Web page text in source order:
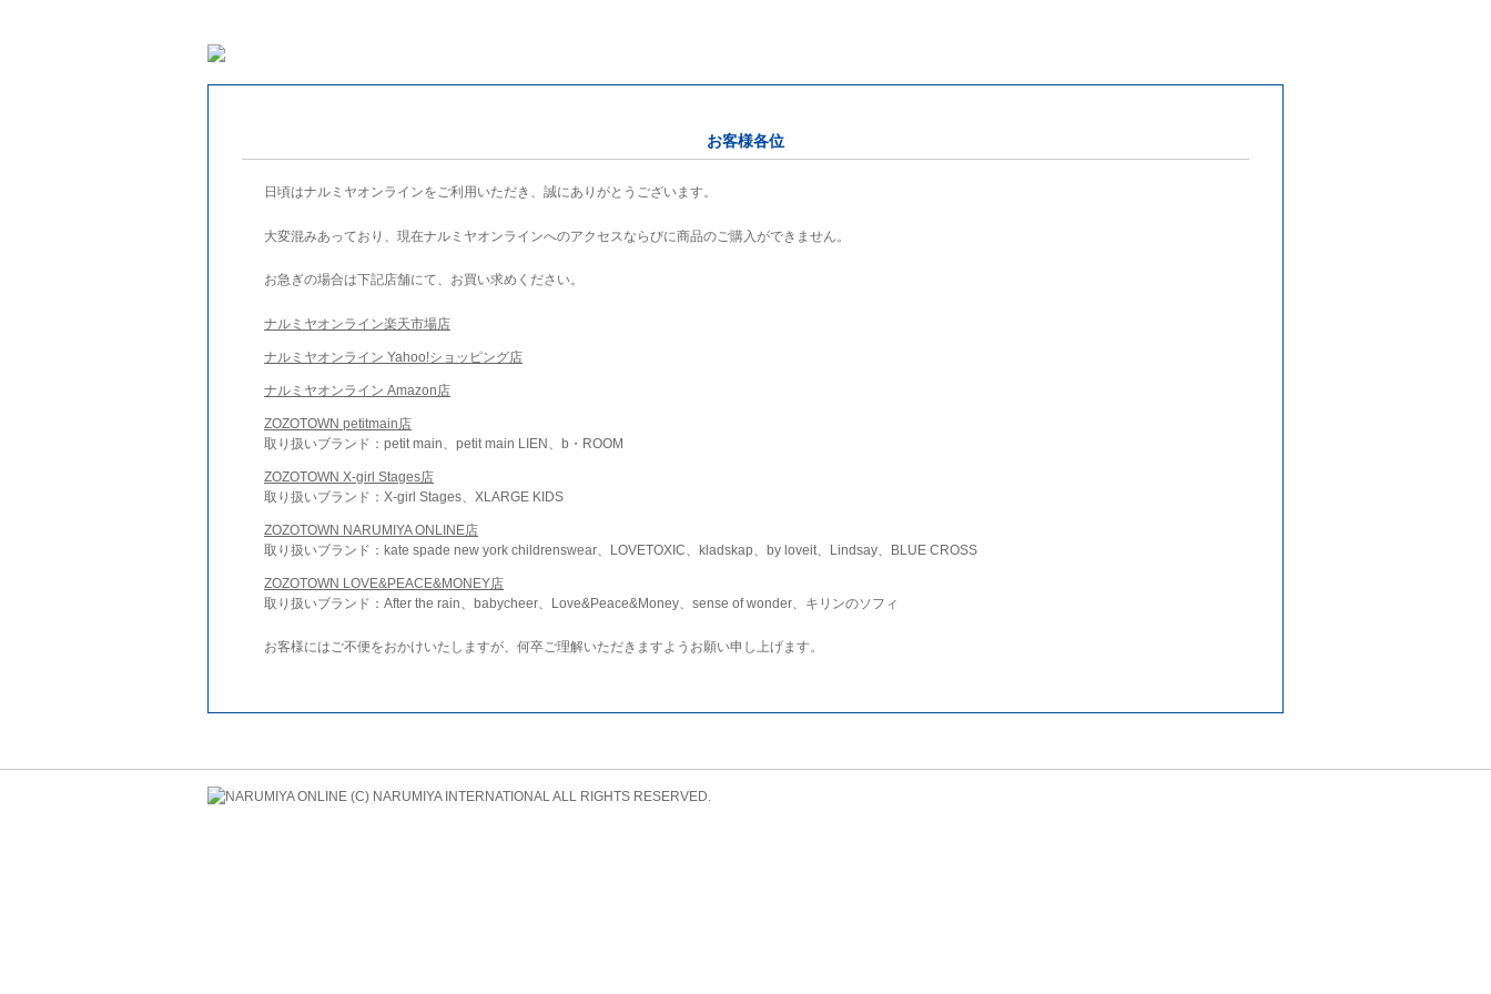
お客様各位
日頃はナルミヤオンラインをご利用いただき、誠にありがとうございます。
大変混みあっており、現在ナルミヤオンラインへのアクセスならびに商品のご購入ができません。
お急ぎの場合は下記店舗にて、お買い求めください。
ナルミヤオンライン楽天市場店
ナルミヤオンライン Yahoo!ショッピング店
ナルミヤオンライン Amazon店
ZOZOTOWN petitmain店
取り扱いブランド：petit main、petit main LIEN、b・ROOM
ZOZOTOWN X-girl Stages店
取り扱いブランド：X-girl Stages、XLARGE KIDS
ZOZOTOWN NARUMIYA ONLINE店
取り扱いブランド：kate spade new york childrenswear、LOVETOXIC、kladskap、by loveit、Lindsay、BLUE CROSS
ZOZOTOWN LOVE&PEACE&MONEY店
取り扱いブランド：After the rain、babycheer、Love&Peace&Money、sense of wonder、キリンのソフィ
お客様にはご不便をおかけいたしますが、何卒ご理解いただきますようお願い申し上げます。